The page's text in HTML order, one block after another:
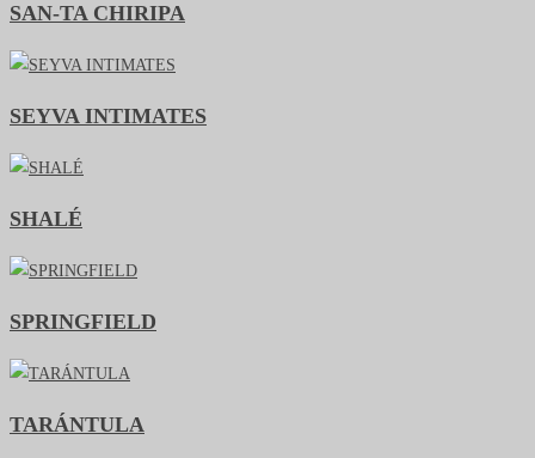
SAN-TA CHIRIPA
SEYVA INTIMATES
SHALÉ
SPRINGFIELD
TARÁNTULA